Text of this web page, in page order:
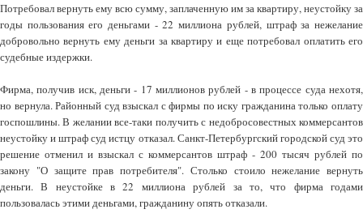
Потребовал вернуть ему всю сумму, заплаченную им за квартиру, неустойку за
годы пользования его деньгами - 22 миллиона рублей, штраф за нежелание
добровольно вернуть ему деньги за квартиру и еще потребовал оплатить его
судебные издержки.
Фирма, получив иск, деньги - 17 миллионов рублей - в процессе суда нехотя,
но вернула. Районный суд взыскал с фирмы по иску гражданина только оплату
госпошлины. В желании все-таки получить с недобросовестных коммерсантов
неустойку и штраф суд истцу отказал. Санкт-Петербургский городской суд это
решение отменил и взыскал с коммерсантов штраф - 200 тысяч рублей по
закону "О защите прав потребителя". Столько стоило нежелание вернуть
деньги. В неустойке в 22 миллиона рублей за то, что фирма годами
пользовалась этими деньгами, гражданину опять отказали.